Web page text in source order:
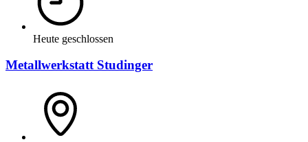
Heute geschlossen
Metallwerkstatt Studinger